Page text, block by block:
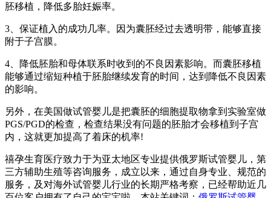
胚移植，降低多胎妊娠率。
3、保证植入的成功几率。因为囊胚经过去透明带，能够直接
附于子宫膜。
4、降低胚胎和母体联系时收到的不良因素影响。而囊胚移植
能够通过缩短种植于胚胎继续发育的时间，达到降低不良因素
的影响。
另外，在美国做试管婴儿是把囊胚的细胞提取物拿到实验室做
PGS/PGD的检查，检查结果没有问题的胚胎才会移植到子宫
内，这就更加提高了着床的机率!
禧孕生育医疗致力于为亚太地区专业提供俄罗斯试管婴儿，第
三方辅助生殖等咨询服务，成立以来，通过自身专业、规范的
服务，及对海外试管婴儿行业的长期严格考察，已经帮助近几